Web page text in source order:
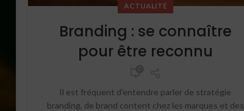
ACTUALITÉ
Branding : se connaître
pour être reconnu
Il est fréquent d’entendre parler de stratégie
branding, de brand content chez les marques et des